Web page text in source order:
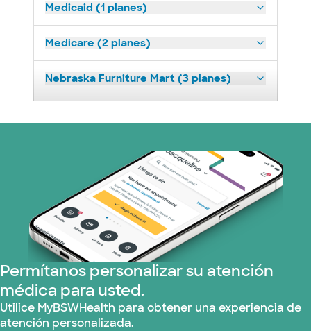
Medicaid (1 planes)
Medicare (2 planes)
Nebraska Furniture Mart (3 planes)
Plan de Salud Superior (19 planes)
Tricare (3 planes)
TriWest HealthCare (1 planes)
United HealthCare (31 planes)
WellMed (15 planes)
Permítanos personalizar su atención
médica para usted.
Utilice MyBSWHealth para obtener una experiencia de
atención personalizada.